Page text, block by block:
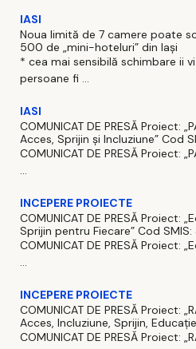
IASI
Noua limită de 7 camere poate
500 de „mini-hoteluri” din Iași
* cea mai sensibilă schimbare ii
persoane fi ...
IASI
COMUNICAT DE PRESĂ Proiect:
Acces, Sprijin și Incluziune” Cod
COMUNICAT DE PRESĂ Proiect:
...
INCEPERE PROIECTE
COMUNICAT DE PRESĂ Proiect:
Sprijin pentru Fiecare” Cod SMIS:
COMUNICAT DE PRESĂ Proiect:
...
INCEPERE PROIECTE
COMUNICAT DE PRESĂ Proiect:
Acces, Incluziune, Sprijin,
COMUNICAT DE PRESĂ Proiect: